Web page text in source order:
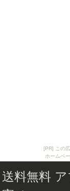
[PR] この
ホームペ
送料無料